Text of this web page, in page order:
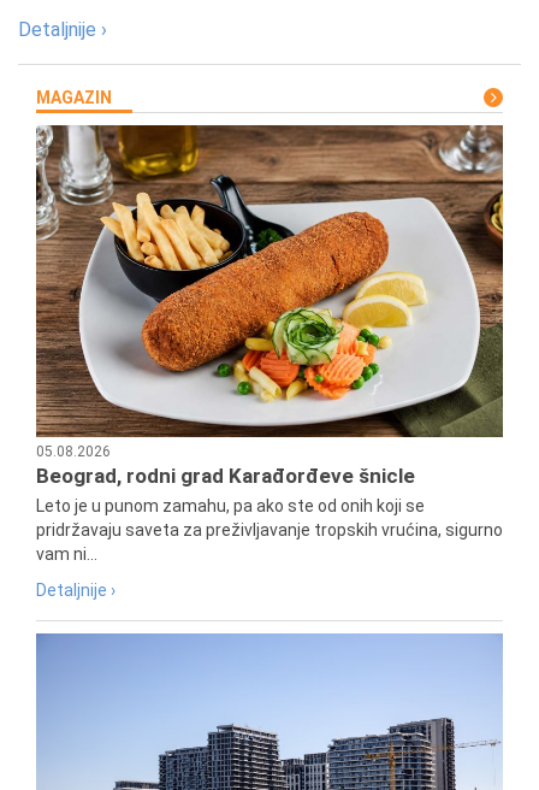
Detaljnije ›
MAGAZIN
05.08.2026
Beograd, rodni grad Karađorđeve šnicle
Leto je u punom zamahu, pa ako ste od onih koji se
pridržavaju saveta za preživljavanje tropskih vrućina, sigurno
vam ni...
Detaljnije ›